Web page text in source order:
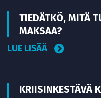
TIEDÄTKÖ, MITÄ
MAKSAA?
LUE LISÄÄ
KRIISINKESTÄVÄ